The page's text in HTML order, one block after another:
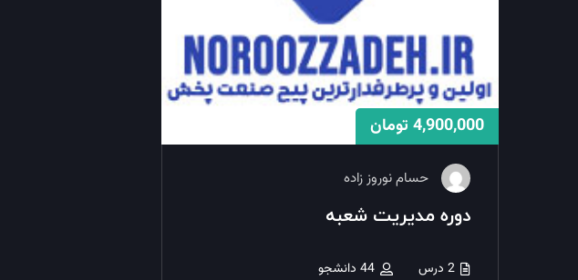
حسام نوروز زاده
4,900,000 تومان
دوره مدیریت شعبه
2 درس 44 دانشجو